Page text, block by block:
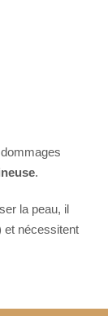
.
la peau, il
et nécessitent